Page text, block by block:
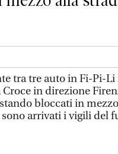
tra tre auto in Fi-Pi-
Croce in direzione
bloccati in
arrivati i vigili del